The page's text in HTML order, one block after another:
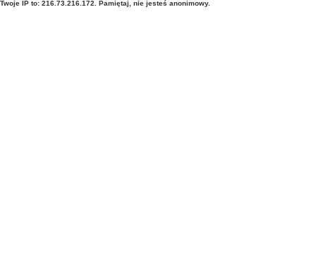
Twoje IP to: 216.73.216.172. Pamiętaj, nie jesteś anonimowy.